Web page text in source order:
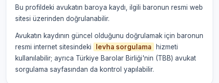
Bu profildeki avukatın baroya kaydı, ilgili baronun resmi web
sitesi üzerinden doğrulanabilir.
Avukatın kaydının güncel olduğunu doğrulamak için baronun
resmi internet sitesindeki
levha sorgulama
hizmeti
kullanılabilir; ayrıca Türkiye Barolar Birliği'nin (TBB) avukat
sorgulama sayfasından da kontrol yapılabilir.